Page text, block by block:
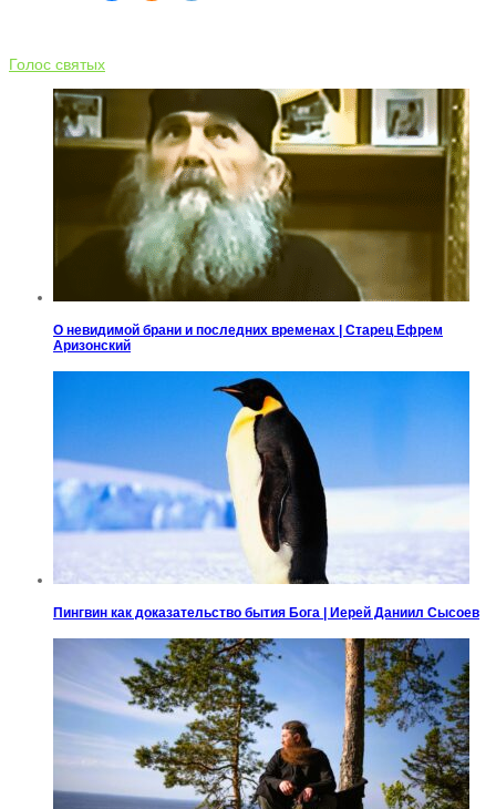
Голос святых
О невидимой брани и последних временах | Старец Ефрем
Аризонский
Пингвин как доказательство бытия Бога | Иерей Даниил Сысоев